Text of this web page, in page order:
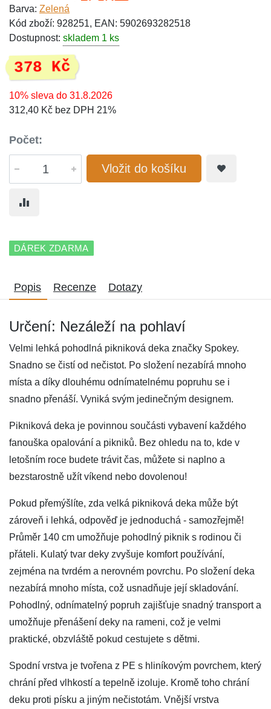
Barva: Zelená
Kód zboží: 928251, EAN: 5902693282518
Dostupnost: skladem 1 ks
378 Kč
10% sleva do 31.8.2026
312,40 Kč bez DPH 21%
Počet:
Vložit do košíku
DÁREK ZDARMA
Popis Recenze Dotazy
Určení: Nezáleží na pohlaví
Velmi lehká pohodlná pikniková deka značky Spokey.
Snadno se čistí od nečistot. Po složení nezabírá mnoho
místa a díky dlouhému odnímatelnému popruhu se i
snadno přenáší. Vyniká svým jedinečným designem.
Pikniková deka je povinnou součásti vybavení každého
fanouška opalování a pikniků. Bez ohledu na to, kde v
letošním roce budete trávit čas, můžete si naplno a
bezstarostně užít víkend nebo dovolenou!
Pokud přemýšlíte, zda velká pikniková deka může být
zároveň i lehká, odpověď je jednoduchá - samozřejmě!
Průměr 140 cm umožňuje pohodlný piknik s rodinou či
přáteli. Kulatý tvar deky zvyšuje komfort používání,
zejména na tvrdém a nerovném povrchu. Po složení deka
nezabírá mnoho místa, což usnadňuje její skladování.
Pohodlný, odnímatelný popruh zajišťuje snadný transport a
umožňuje přenášení deky na rameni, což je velmi
praktické, obzvláště pokud cestujete s dětmi.
Spodní vrstva je tvořena z PE s hliníkovým povrchem, který
chrání před vlhkostí a tepelně izoluje. Kromě toho chrání
deku proti písku a jiným nečistotám. Vnější vrstva